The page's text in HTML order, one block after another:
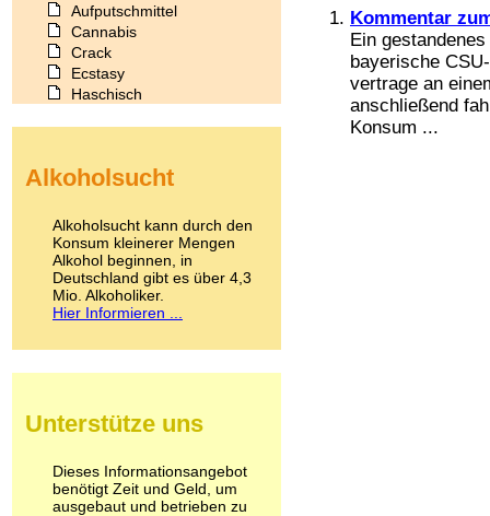
Kommentar
Ein
bayerische
vertrage an
anschließend
Konsum ...
Aufputschmittel
Cannabis
Crack
Ecstasy
Haschisch
Kokain
LSD
Marihuana
Medikamente
Meskalin
Metamphetamin
Methadon
Pilze
Psychopharmaka
Schlafmittel
Schmerzmittel
Alkoholsucht
Alkoholsucht kann durch den
Konsum kleinerer Mengen
Alkohol beginnen, in
Deutschland gibt es über 4,3
Mio. Alkoholiker.
Hier Informieren ...
Unterstütze uns
Dieses Informationsangebot
benötigt Zeit und Geld, um
ausgebaut und betrieben zu